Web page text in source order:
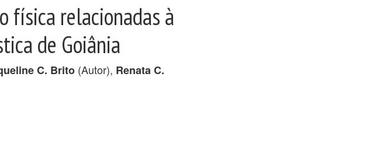
física relacionadas à
de Goiânia
C. Brito (Autor), Renata C.